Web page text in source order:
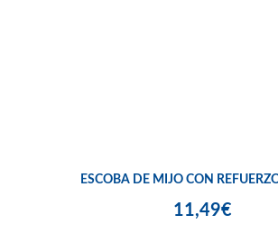
ESCOBA DE MIJO CON
11,49€